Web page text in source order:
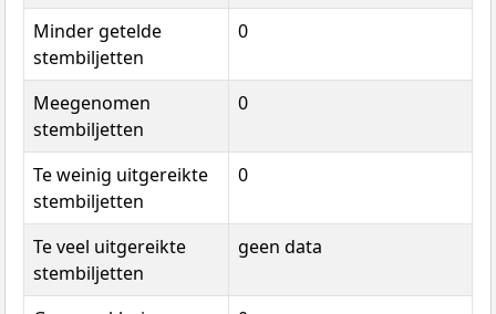
Minder getelde
stembiljetten
0
Meegenomen
stembiljetten
0
Te weinig uitgereikte
stembiljetten
0
Te veel uitgereikte
stembiljetten
geen data